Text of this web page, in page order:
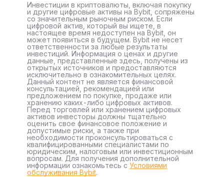
Инвестиции в криптовалюты, включая покупку
и другие цифровые активы на Bybit, сопряжены
со значительным рыночным риском. Если
цифровой актив, который вы ищете, в
настоящее время недоступен на Bybit, он
может появиться в будущем. Bybit не несет
ответственности за любые результаты
инвестиций. Информация о ценах и другие
данные, представленные здесь, получены из
открытых источников и предоставляются
исключительно в ознакомительных целях.
Данный контент не является финансовой
консультацией, рекомендацией или
предложением по покупке, продаже или
хранению каких-либо цифровых активов.
Перед торговлей или хранением цифровых
активов инвесторы должны тщательно
оценить свое финансовое положение и
допустимые риски, а также при
необходимости проконсультироваться с
квалифицированными специалистами по
юридическим, налоговым или инвестиционным
вопросам. Для получения дополнительной
информации ознакомьтесь с Условиями
обслуживания Bybit.